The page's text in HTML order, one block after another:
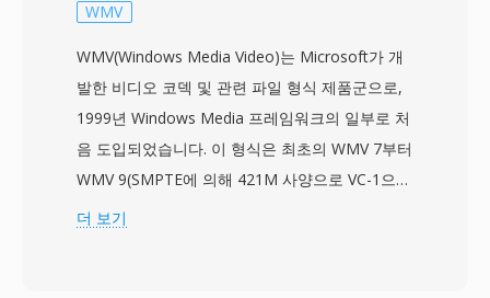
WMV
WMV(Windows Media Video)는 Microsoft가 개
발한 비디오 코덱 및 관련 파일 형식 제품군으로,
1999년 Windows Media 프레임워크의 일부로 처
음 도입되었습니다. 이 형식은 최초의 WMV 7부터
WMV 9(SMPTE에 의해 421M 사양으로 VC-1으로
도 표준화됨)까지 여러 코덱 세대를 포함합니다.
더 보기